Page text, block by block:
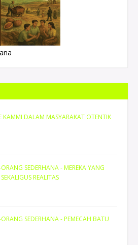
KAMMI DALAM MASYARAKAT OTENTIK
SEDERHANA - MEREKA YANG
REALITAS
SEDERHANA - PEMECAH BATU